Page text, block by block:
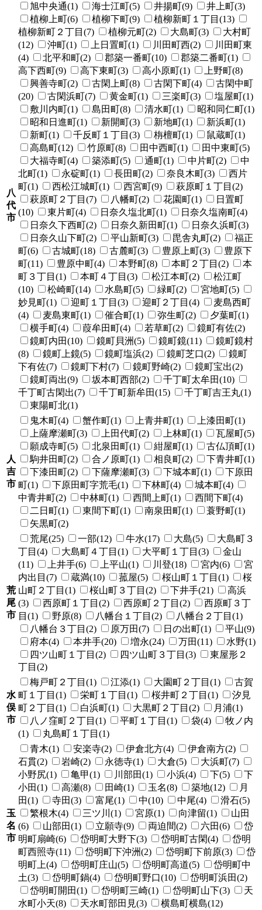
八
代
市
旭中央通(1) 海士江町(5) 井揚町(9)
井上町(3)
植柳上町(6)
植柳下町(9)
植柳新町１丁目(13)
植柳新町２丁目(7)
植柳元町(2) 大島町(3)
大村町
(12)
沖町(1) 上日置町(1) 川田町西(2)
川田町東
(4)
北平和町(2) 郡築一番町(10)
郡築二番町(1)
高下西町(9)
高下東町(3) 高小原町(1)
上野町(8)
興善寺町(2)
古閑上町(8) 古閑下町(4)
古閑中町
(20)
古閑浜町(7) 黄金町(1) 三楽町(3)
塩屋町(1)
敷川内町(1)
島田町(8) 清水町(1)
昭和同仁町(1)
昭和日進町(1)
新開町(3) 新地町(1)
新浜町(1)
新町(1)
千反町１丁目(3) 栴檀町(1)
鼠蔵町(1)
高島町(12)
竹原町(8) 田中西町(1)
田中東町(5)
大福寺町(4)
築添町(5) 通町(1) 中片町(2)
中
北町(1)
永碇町(1) 長田町(2) 奈良木町(3)
西片
町(1)
西松江城町(1) 西宮町(9)
萩原町１丁目(2)
萩原町２丁目(7)
八幡町(2) 花園町(1)
日置町
(10)
東片町(4) 日奈久塩北町(1)
日奈久塩南町(4)
日奈久下西町(2)
日奈久新田町(1)
日奈久浜町(3)
日奈久山下町(2)
平山新町(3) 毘舎丸町(2)
福正
町(6)
古城町(18) 古麓町(3) 豊原上町(3)
豊原下
町(11)
豊原中町(4) 本野町(8) 本町２丁目(2)
本
町３丁目(1)
本町４丁目(3) 松江本町(2)
松江町
(10)
松崎町(14) 水島町(5) 緑町(2)
宮地町(5)
妙見町(1)
迎町１丁目(3) 迎町２丁目(4)
麦島西町
(4)
麦島東町(1) 催合町(1) 弥生町(2)
夕葉町(1)
横手町(4)
葭牟田町(4) 若草町(2)
鏡町有佐(2)
鏡町内田(10)
鏡町貝洲(5) 鏡町鏡(11)
鏡町鏡村
(8)
鏡町上鏡(5) 鏡町塩浜(2) 鏡町芝口(2)
鏡町
下有佐(7)
鏡町下村(7) 鏡町野崎(2)
鏡町宝出(2)
鏡町両出(9)
坂本町西部(2)
千丁町太牟田(10)
千丁町古閑出(7)
千丁町新牟田(15)
千丁町吉王丸(1)
東陽町北(1)
人
吉
市
鬼木町(4) 蟹作町(1) 上青井町(1)
上漆田町(1)
上薩摩瀬町(3)
上田代町(2) 上林町(1)
瓦屋町(5)
願成寺町(5)
北泉田町(1) 紺屋町(1)
古仏頂町(1)
駒井田町(2)
合ノ原町(1) 相良町(2)
下青井町(1)
下漆田町(2)
下薩摩瀬町(3) 下城本町(1)
下原田
町(1)
下原田町字荒毛(1) 下林町(4)
城本町(4)
中青井町(2)
中林町(1) 西間上町(1)
西間下町(4)
二日町(1)
東間下町(1) 南泉田町(1)
蓑野町(1)
矢黒町(2)
荒
尾
市
荒尾(25) 一部(12) 牛水(17) 大島(5)
大島町３
丁目(4)
大島町４丁目(1) 大平町１丁目(3)
金山
(11)
上井手(6) 上平山(1) 川登(18) 宮内(6)
宮
内出目(7)
蔵満(10) 菰屋(5) 桜山町１丁目(1)
桜
山町２丁目(1)
桜山町３丁目(2) 下井手(21)
高浜
(3)
西原町１丁目(2) 西原町２丁目(2)
西原町３丁
目(1)
野原(8) 八幡台１丁目(2)
八幡台２丁目(1)
八幡台３丁目(2)
原万田(7) 日の出町(1)
平山(9)
府本(4)
本井手(20) 増永(24) 万田(11)
水野(1)
四ツ山町１丁目(2)
四ツ山町３丁目(3)
東屋形２
丁目(2)
水
俣
市
梅戸町２丁目(1) 江添(1) 大園町２丁目(1)
古賀
町１丁目(1)
栄町１丁目(1) 桜井町２丁目(1)
汐見
町２丁目(1)
白浜町(1) 大黒町２丁目(2)
月浦(1)
八ノ窪町２丁目(1)
平町１丁目(1) 袋(4)
牧ノ内
(1)
丸島町１丁目(1)
玉
名
市
青木(1) 安楽寺(2) 伊倉北方(4)
伊倉南方(2)
石貫(2)
岩崎(2) 永徳寺(1) 大倉(5)
大浜町(7)
小野尻(1)
亀甲(1) 川部田(1) 小浜(4) 下(5)
下
小田(1)
高瀬(8) 田崎(1) 玉名(8) 築地(12)
月
田(1)
寺田(3) 富尾(1) 中(10) 中尾(4)
滑石(5)
繁根木(4)
三ツ川(1) 宮原(1) 向津留(1)
山田
(6)
山部田(1) 立願寺(9) 両迫間(2) 六田(6)
岱
明町扇崎(6)
岱明町大野下(3) 岱明町古閑(4)
岱明
町西照寺(11)
岱明町下沖洲(2) 岱明町下前原(3)
岱
明町上(4)
岱明町庄山(5) 岱明町高道(5)
岱明町中
土(3)
岱明町鍋(4) 岱明町野口(10)
岱明町浜田(2)
岱明町開田(1)
岱明町三崎(1) 岱明町山下(3)
天
水町小天(8)
天水町部田見(3) 横島町横島(12)